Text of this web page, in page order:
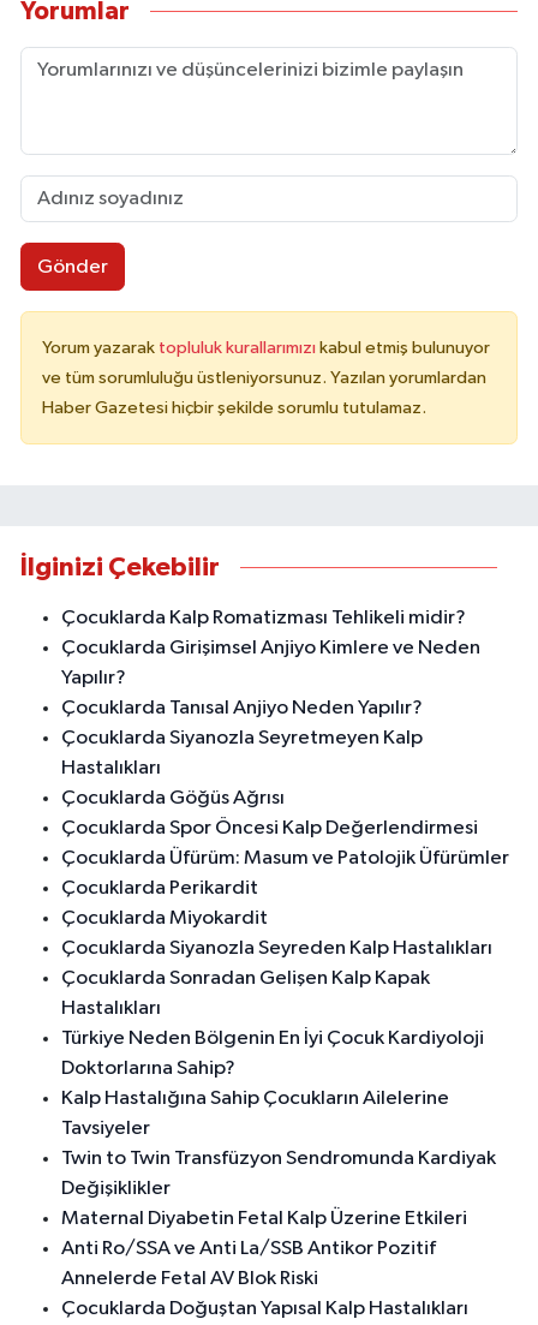
Yorumlar
Gönder
Yorum yazarak topluluk kurallarımızı kabul etmiş bulunuyor
ve tüm sorumluluğu üstleniyorsunuz. Yazılan yorumlardan
Haber Gazetesi hiçbir şekilde sorumlu tutulamaz.
İlginizi Çekebilir
Çocuklarda Kalp Romatizması Tehlikeli midir?
Çocuklarda Girişimsel Anjiyo Kimlere ve Neden
Yapılır?
Çocuklarda Tanısal Anjiyo Neden Yapılır?
Çocuklarda Siyanozla Seyretmeyen Kalp
Hastalıkları
Çocuklarda Göğüs Ağrısı
Çocuklarda Spor Öncesi Kalp Değerlendirmesi
Çocuklarda Üfürüm: Masum ve Patolojik Üfürümler
Çocuklarda Perikardit
Çocuklarda Miyokardit
Çocuklarda Siyanozla Seyreden Kalp Hastalıkları
Çocuklarda Sonradan Gelişen Kalp Kapak
Hastalıkları
Türkiye Neden Bölgenin En İyi Çocuk Kardiyoloji
Doktorlarına Sahip?
Kalp Hastalığına Sahip Çocukların Ailelerine
Tavsiyeler
Twin to Twin Transfüzyon Sendromunda Kardiyak
Değişiklikler
Maternal Diyabetin Fetal Kalp Üzerine Etkileri
Anti Ro/SSA ve Anti La/SSB Antikor Pozitif
Annelerde Fetal AV Blok Riski
Çocuklarda Doğuştan Yapısal Kalp Hastalıkları